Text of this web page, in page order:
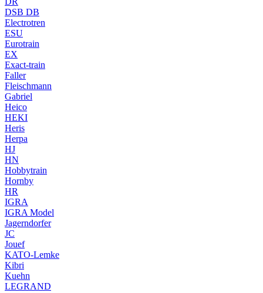
DSB DB
Electrotren
ESU
Eurotrain
EX
Exact-train
Faller
Fleischmann
Gabriel
Heico
HEKI
Heris
Herpa
HJ
HN
Hobbytrain
Hornby
HR
IGRA
IGRA Model
Jagerndorfer
JC
Jouef
KATO-Lemke
Kibri
Kuehn
LEGRAND